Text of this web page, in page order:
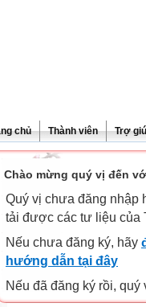
chủ Thành viên Trợ
Chào mừng quý vị đến
Quý vị chưa đăng nhập
tải được các tư liệu của
Nếu chưa đăng ký, hãy
hướng dẫn tại đây
Nếu đã đăng ký rồi,